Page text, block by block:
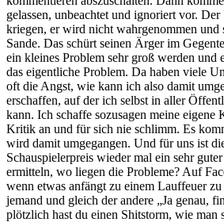
gelassen, unbeachtet und ignoriert vor.
kriegen, er wird nicht wahrgenommen
Sande. Das schürt seinen Ärger im
ein kleines Problem sehr groß werden und
das eigentliche Problem. Da haben viele
oft die Angst, wie kann ich also damit
erschaffen, auf der ich selbst in aller
kann. Ich schaffe sozusagen meine
Kritik an und für sich nie schlimm. Es
wird damit umgegangen. Und für uns ist
Schauspielerpreis wieder mal ein sehr
ermitteln, wo liegen die Probleme? Auf
wenn etwas anfängt zu einem Lauffeuer
jemand und gleich der andere „Ja genau,
plötzlich hast du einen Shitstorm, wie man